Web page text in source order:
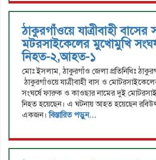
ঠাকুরগাঁওয়ে যাত্রীবাহী বাসের
মটরসাইকেলের মুখোমুখি
নিহত-২,আহত-১
মোঃ ইসলাম, ঠাকুরগাঁও জেলা প্রতিনিধিঃ
ঠাকুরগাঁওয়ে যাত্রীবাহী বাস ও
সংঘর্ষে ফারুক ও কাওছার নামের দুই
নিহত হয়েছেন। এ ঘটনায় আহত হয়েছেন
একজন।বিস্তারিত পড়ুন...